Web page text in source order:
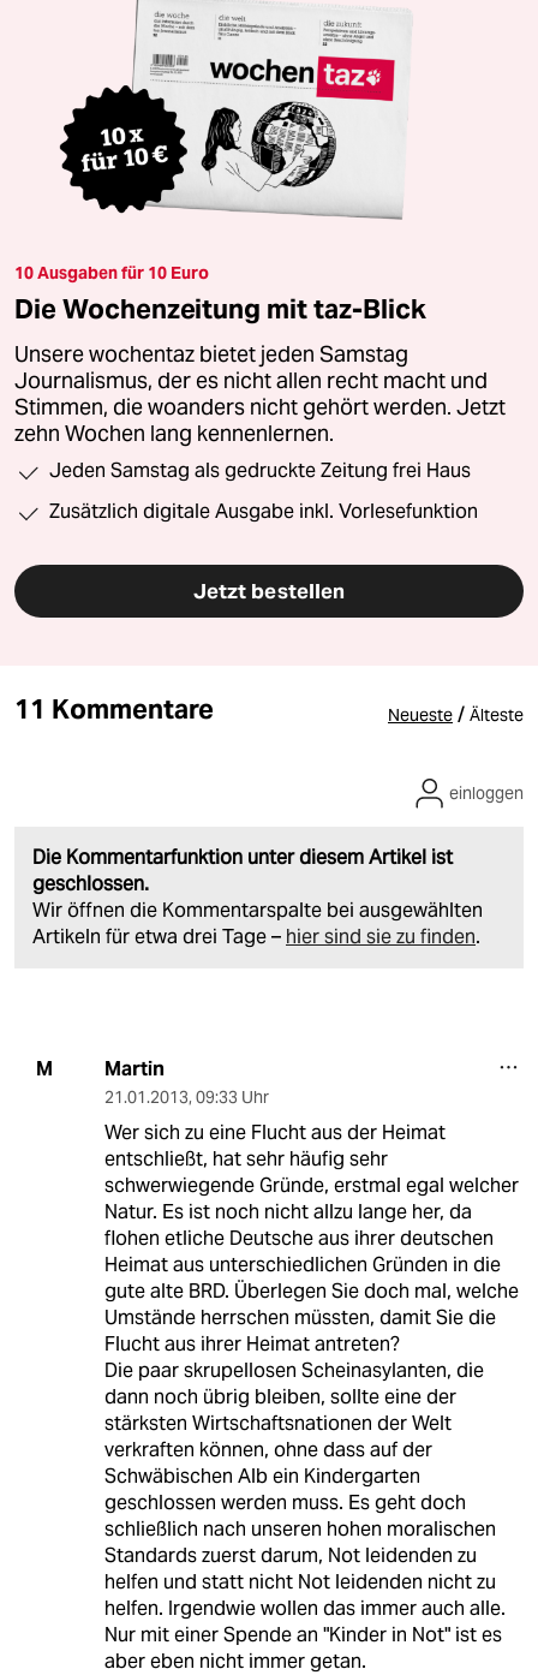
10 Ausgaben für 10 Euro
Die Wochenzeitung mit taz-Blick
Unsere wochentaz bietet jeden Samstag
Journalismus, der es nicht allen recht macht und
Stimmen, die woanders nicht gehört werden. Jetzt
zehn Wochen lang kennenlernen.
Jeden Samstag als gedruckte Zeitung frei Haus
Zusätzlich digitale Ausgabe inkl. Vorlesefunktion
Jetzt bestellen
11 Kommentare Neueste / Älteste
Die Kommentarfunktion unter diesem Artikel ist
geschlossen.
Wir öffnen die Kommentarspalte bei ausgewählten
Artikeln für etwa drei Tage – hier sind sie zu finden.
einloggen
M Martin
21.01.2013, 09:33 Uhr
Wer sich zu eine Flucht aus der Heimat
entschließt, hat sehr häufig sehr
schwerwiegende Gründe, erstmal egal welcher
Natur. Es ist noch nicht allzu lange her, da
flohen etliche Deutsche aus ihrer deutschen
Heimat aus unterschiedlichen Gründen in die
gute alte BRD. Überlegen Sie doch mal, welche
Umstände herrschen müssten, damit Sie die
Flucht aus ihrer Heimat antreten?
Die paar skrupellosen Scheinasylanten, die
dann noch übrig bleiben, sollte eine der
stärksten Wirtschaftsnationen der Welt
verkraften können, ohne dass auf der
Schwäbischen Alb ein Kindergarten
geschlossen werden muss. Es geht doch
schließlich nach unseren hohen moralischen
Standards zuerst darum, Not leidenden zu
helfen und statt nicht Not leidenden nicht zu
helfen. Irgendwie wollen das immer auch alle.
Nur mit einer Spende an "Kinder in Not" ist es
aber eben nicht immer getan.